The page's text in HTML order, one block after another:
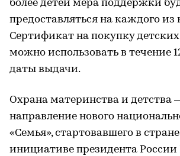
более детей мера поддержки
предоставляться на каждого из
Сертификат на покупку
можно использовать в течение
даты выдачи.
Охрана материнства и детства
направление нового
«Семья», стартовавшего в
инициативе президента